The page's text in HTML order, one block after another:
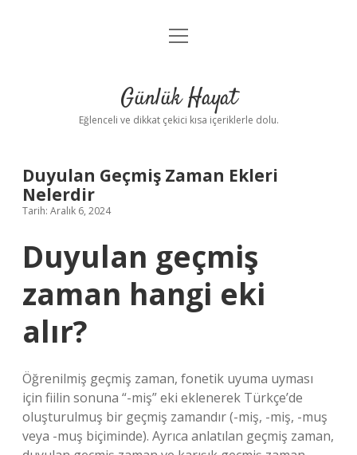
Anasayfa
Yasal Uyarı
menüyü
Günlük Hayat
Eğlenceli ve dikkat çekici kısa içeriklerle dolu.
Duyulan Geçmiş Zaman Ekleri
Nelerdir
Tarih: Aralık 6, 2024
Duyulan geçmiş
zaman hangi eki
alır?
Öğrenilmiş geçmiş zaman, fonetik uyuma uyması
için fiilin sonuna “-miş” eki eklenerek Türkçe’de
oluşturulmuş bir geçmiş zamandır (-miş, -miş, -muş
veya -muş biçiminde). Ayrıca anlatılan geçmiş zaman,